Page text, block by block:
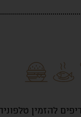
להזמין טלפונית?